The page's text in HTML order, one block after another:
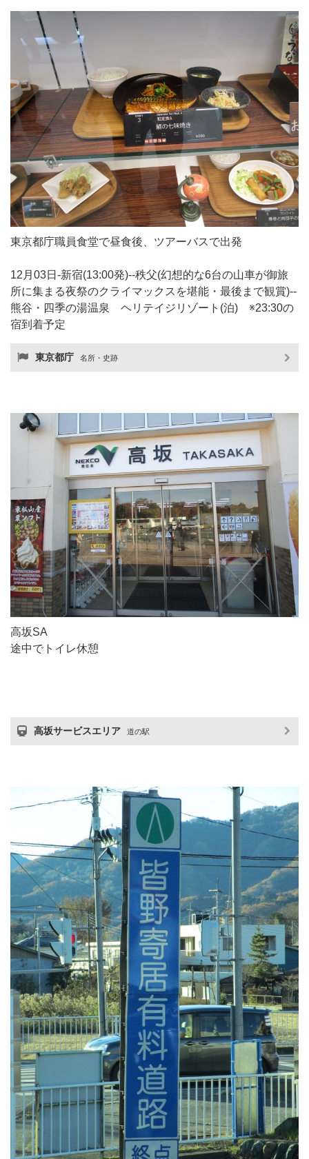
東京都庁職員食堂で昼食後、ツアーバスで出発
12月03日-新宿(13:00発)--秩父(幻想的な6台の山車が御旅
所に集まる夜祭のクライマックスを堪能・最後まで観賞)--
熊谷・四季の湯温泉 ヘリテイジリゾート(泊) ※23:30の
宿到着予定
東京都庁 名所・史跡
高坂SA
途中でトイレ休憩
高坂サービスエリア 道の駅